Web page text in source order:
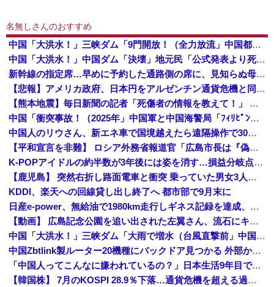
名無しさんのおすすめ
中国「大洪水！」三峡ダム「9門開放！（全力放流」中国都市「三峡沿線の道路水没」中国政府「高速道路封鎖！」中国ダム「緊急放流に合わせて開門（土砂崩...
中国「大洪水！」中国ダム「決壊」地元民「公式発表より死者多い！」中国政府「住民拘束！（安否不明」中国当局「救助隊動画も削除」台風13号「三峡ダム接近中」→
新幹線の指定席…早めに予約した通路側の席に、見知らぬ母子が。車掌の呼びかけにも「目を閉じて無視」して居座られました。無理やり奪われた席は、結局“...
【悲報】アメリカ政府、日本円をアルゼンチン通貨危機と同列扱いへ・・・
【熊本地震】毎日新聞の記者「死傷者の情報を教えて！」 → 企業「個人情報は控えます！」 → 記「年代は？特定につながらないでしょ？教えてよ？教え...
中国「衝突事故！（2025年」中国軍と中国海警局「ﾌｨﾘﾋﾟﾝ船の追跡中に衝突！（8/11」中国「2人死亡」中国政府「1年間隠蔽」日本「隠蔽され...
中国人のリウさん、新エネ車で国境越えたら遠隔操作で30時間ロックされる！
【平和宣言を非難】 ロシア外務省報道官「広島市長は『偽りの呪文』繰り返している」
K-POPアイドルの約半数が3年後には姿を消す…損益分岐点突破は4％未満
【鹿児島】 突然右折し路面電車と衝突 乗っていた男女3人は車を放置しダッシュで逃走中
KDDI、楽天への回線貸し出し終了へ 都市部で9月末に
日産e-power、無給油で1980km走行しギネス記録を達成、無駄な発電や送電ロスなくEVよりエコを証明
【動画】 広島記念公園を追い出された左翼さん、流石にキモすぎて炎上
中国「大洪水！」三峡ダム「大雨で増水（台風直撃前」中国ダム「緊急放流！」中国鉄道「列車が走行中に流される」中国避難所「支援物資は有料です」謎の勢力「え」→
中国Zbtlink製ルーター20機種にバックドア見つかる 外部から完全制御のおそれ
「中国人ってこんなに嫌われているの？」日本生活9年目で明かす本心！
【韓国株】 7月のKOSPI 28.9％下落…通貨危機を超える過去最大の下げ幅